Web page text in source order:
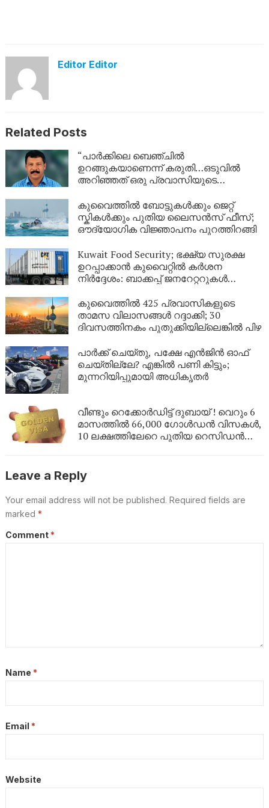
Editor Editor
Related Posts
“പാർക്കിലെ ബെഞ്ചിൽ
ഉറങ്ങുകയാണെന്ന് കരുതി…ഒടുവിൽ
അറിഞ്ഞത് ഒരു പ്രവാസിയുടെ
യുഎഇയിലെ തെരുവിൽ; ‘വാപ്പയെ
കാണണം’ എന്ന് കണ്ണീരോടെ മകൾ
കുവൈത്തിൽ ബോട്ടുകൾക്കും ജെറ്റ്
സ്കികൾക്കും പുതിയ ലൈസൻസ് ഫീസ്;
ഔദ്യോഗിക വിജ്ഞാപനം പുറത്തിറങ്ങി
Kuwait Food Security; ഭക്ഷ്യ സുരക്ഷ
ഉറപ്പാക്കാൻ കുവൈറ്റിൽ കർശന
നിർദ്ദേശം: ബാക്കപ്പ് ജനറേറ്ററുകൾ
കുവൈത്തിൽ 425 പ്രവാസികളുടെ
താമസ വിലാസങ്ങൾ റദ്ദാക്കി; 30
ദിവസത്തിനകം പുതുക്കിയില്ലെങ്കിൽ പിഴ
പാർക്ക് ചെയ്തു, പക്ഷേ എൻജിൻ ഓഫ്
ചെയ്തില്ലേ? എങ്കിൽ പണി കിട്ടും;
മുന്നറിയിപ്പുമായി അധികൃതർ
വീണ്ടും റെക്കോർഡിട്ട് ദുബായ് ! വെറും 6
മാസത്തിൽ 66,000 ഗോൾഡൻ വിസകൾ,
10 ലക്ഷത്തിലേറെ പുതിയ റെസിഡൻസി
Leave a Reply
Your email address will not be published. Required fields are
marked *
Comment *
Name *
Email *
Website